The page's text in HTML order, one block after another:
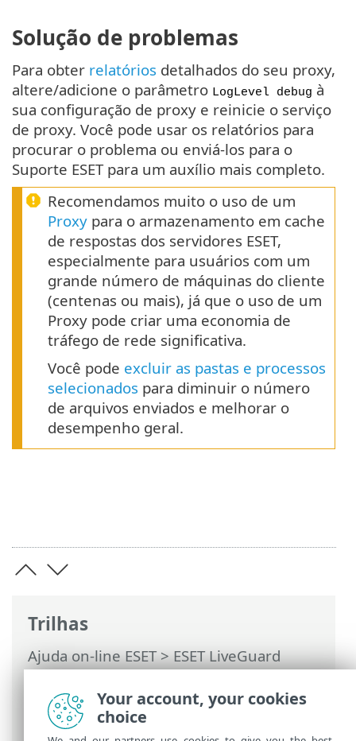
Trilhas
Ajuda on-line ESET>ESET LiveGuard
Advanced>Visão geral>Usando um
proxy com o ESET LiveGuard Advanced>
Proxy Apache HTTP
Solução de problemas
Para obter relatórios detalhados do seu proxy,
altere/adicione o parâmetro LogLevel debug à
sua configuração de proxy e reinicie o serviço
de proxy. Você pode usar os relatórios para
procurar o problema ou enviá-los para o
Suporte ESET para um auxílio mais completo.
Recomendamos muito o uso de um
Proxy para o armazenamento em cache
de respostas dos servidores ESET,
especialmente para usuários com um
grande número de máquinas do cliente
(centenas ou mais), já que o uso de um
Proxy pode criar uma economia de
tráfego de rede significativa.
Você pode excluir as pastas e processos
selecionados para diminuir o número
de arquivos enviados e melhorar o
desempenho geral.
Your account, your cookies
choice